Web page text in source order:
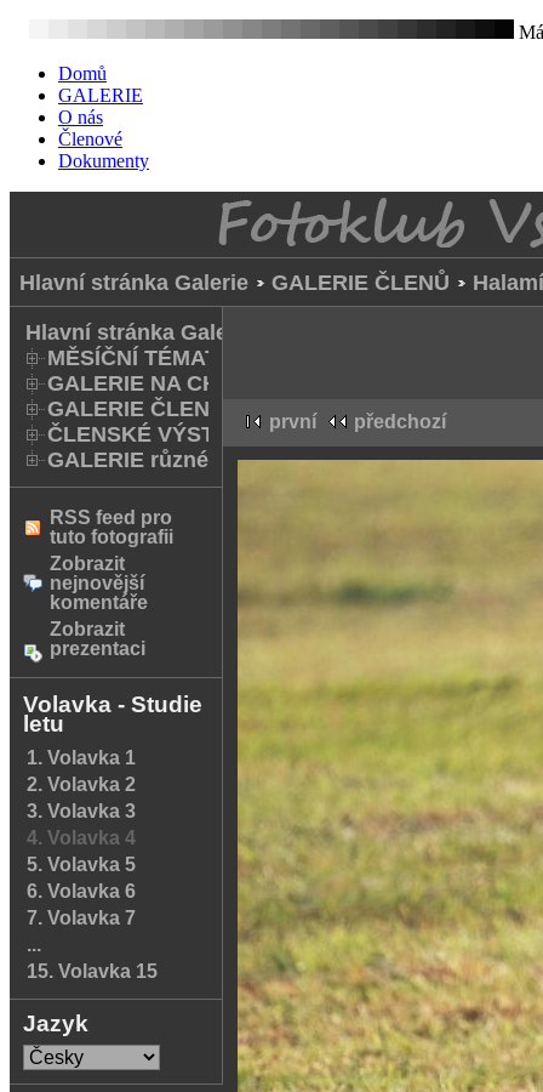
Domů
GALERIE
O nás
Členové
Dokumenty
Hlavní stránka Galerie GALERIE ČLENŮ
Hlavní stránka Galerie
MĚSÍČNÍ TÉMATA
GALERIE NA CHODNÍKU
GALERIE ČLENŮ
ČLENSKÉ VÝSTAVY A FOTO Q
GALERIE různé
RSS feed pro
tuto fotografii
Zobrazit
nejnovější
komentáře
Zobrazit
prezentaci
Volavka - Studie
letu
1. Volavka 1
2. Volavka 2
3. Volavka 3
4. Volavka 4
5. Volavka 5
6. Volavka 6
7. Volavka 7
...
15. Volavka 15
Jazyk
první předchozí